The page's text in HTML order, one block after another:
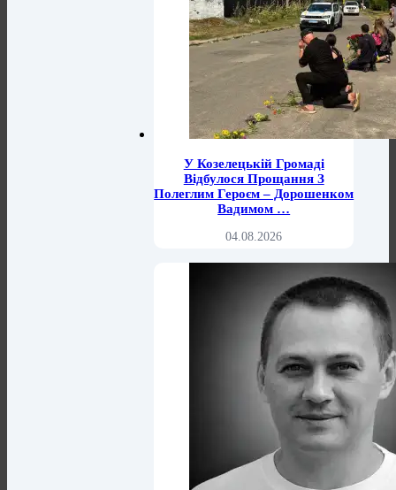
У Козелецькій Громаді
Відбулося Прощання З
Полеглим Героєм – Дорошенком
Вадимом …
04.08.2026